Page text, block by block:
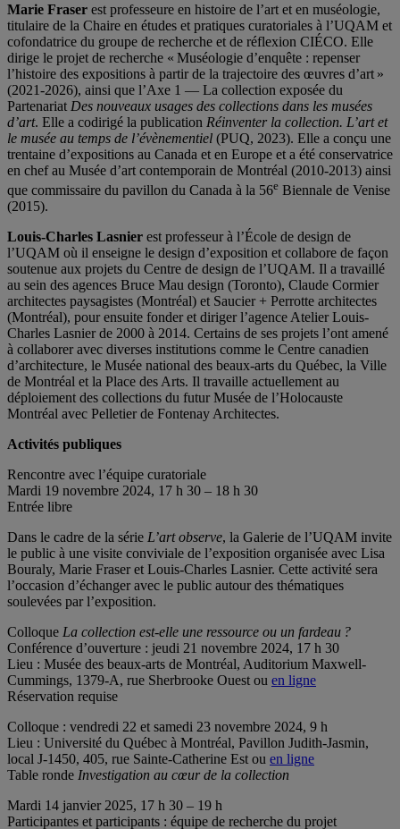
Marie Fraser est professeure en histoire de l’art et en muséologie,
titulaire de la Chaire en études et pratiques curatoriales à l’UQAM et
cofondatrice du groupe de recherche et de réflexion CIÉCO. Elle
dirige le projet de recherche « Muséologie d’enquête : repenser
l’histoire des expositions à partir de la trajectoire des œuvres d’art »
(2021-2026), ainsi que l’Axe 1 — La collection exposée du
Partenariat Des nouveaux usages des collections dans les musées
d’art. Elle a codirigé la publication Réinventer la collection. L’art et
le musée au temps de l’évènementiel (PUQ, 2023). Elle a conçu une
trentaine d’expositions au Canada et en Europe et a été conservatrice
en chef au Musée d’art contemporain de Montréal (2010-2013) ainsi
que commissaire du pavillon du Canada à la 56e Biennale de Venise
(2015).
Louis-Charles Lasnier est professeur à l’École de design de
l’UQAM où il enseigne le design d’exposition et collabore de façon
soutenue aux projets du Centre de design de l’UQAM. Il a travaillé
au sein des agences Bruce Mau design (Toronto), Claude Cormier
architectes paysagistes (Montréal) et Saucier + Perrotte architectes
(Montréal), pour ensuite fonder et diriger l’agence Atelier Louis-
Charles Lasnier de 2000 à 2014. Certains de ses projets l’ont amené
à collaborer avec diverses institutions comme le Centre canadien
d’architecture, le Musée national des beaux-arts du Québec, la Ville
de Montréal et la Place des Arts. Il travaille actuellement au
déploiement des collections du futur Musée de l’Holocauste
Montréal avec Pelletier de Fontenay Architectes.
Activités publiques
Rencontre avec l’équipe curatoriale
Mardi 19 novembre 2024, 17 h 30 – 18 h 30
Entrée libre
Dans le cadre de la série L’art observe, la Galerie de l’UQAM invite
le public à une visite conviviale de l’exposition organisée avec Lisa
Bouraly, Marie Fraser et Louis-Charles Lasnier. Cette activité sera
l’occasion d’échanger avec le public autour des thématiques
soulevées par l’exposition.
Colloque La collection est-elle une ressource ou un fardeau ?
Conférence d’ouverture : jeudi 21 novembre 2024, 17 h 30
Lieu : Musée des beaux-arts de Montréal, Auditorium Maxwell-
Cummings, 1379-A, rue Sherbrooke Ouest ou en ligne
Réservation requise
Colloque : vendredi 22 et samedi 23 novembre 2024, 9 h
Lieu : Université du Québec à Montréal, Pavillon Judith-Jasmin,
local J-1450, 405, rue Sainte-Catherine Est ou en ligne
Table ronde Investigation au cœur de la collection
Mardi 14 janvier 2025, 17 h 30 – 19 h
Participantes et participants : équipe de recherche du projet